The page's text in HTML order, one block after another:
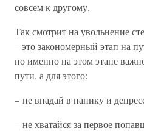
совсем к другому.
Так смотрит на увольнение
– это закономерный этап на
но именно на этом этапе
пути, а для этого:
– не впадай в панику и
– не хватайся за первое